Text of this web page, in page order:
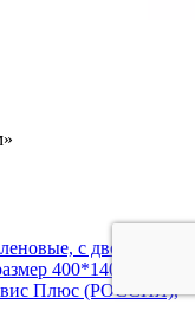
с двойной
400*140мм,
Плюс (РОССИЯ),